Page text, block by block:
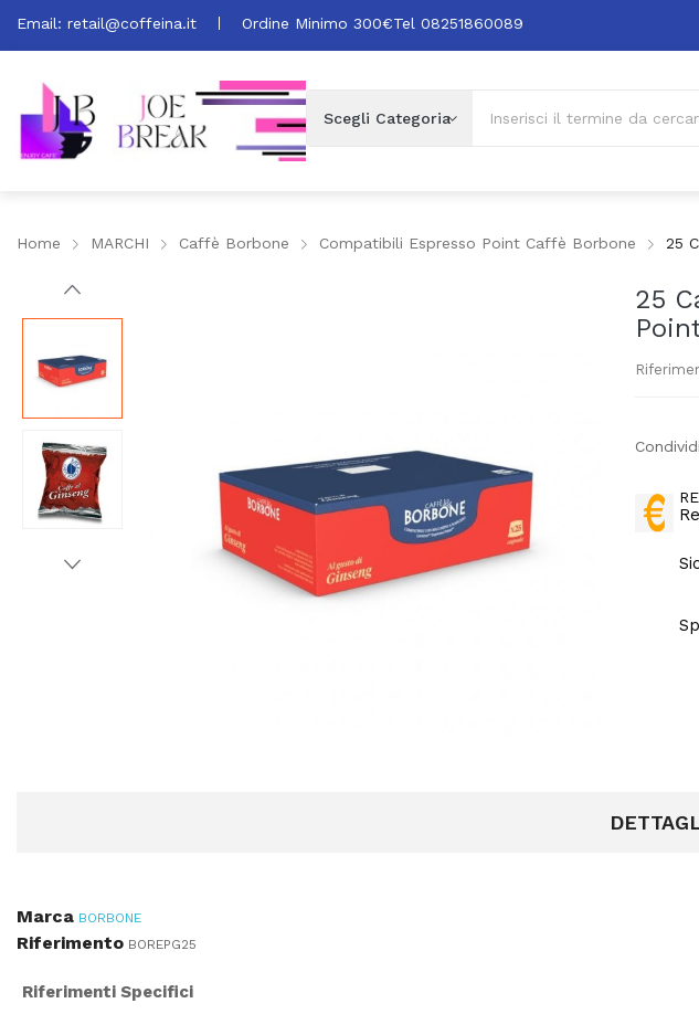
Email: retail@coffeina.it Ordine Minimo 300€Tel 08251860089
Home MARCHI Caffè Borbone Compatibili Espresso Point Caffè Borbone 25
25
Condividi
Marca BORBONE
Riferimento BOREPG25
Riferimenti Specifici